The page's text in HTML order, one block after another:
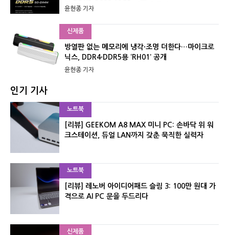
윤현종 기자
신제품
방열판 없는 메모리에 냉각·조명 더한다…마이크로
닉스, DDR4·DDR5용 ‘RH01’ 공개
윤현종 기자
인기 기사
노트북
[리뷰] GEEKOM A8 MAX 미니 PC: 손바닥 위 워
크스테이션, 듀얼 LAN까지 갖춘 묵직한 실력자
노트북
[리뷰] 레노버 아이디어패드 슬림 3: 100만 원대 가
격으로 AI PC 문을 두드리다
신제품